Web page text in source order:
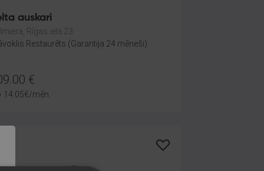
auskari
Rīgas iela 23
Restaurēts (Garantija 24 mēneši)
€
14.05€/mēn.